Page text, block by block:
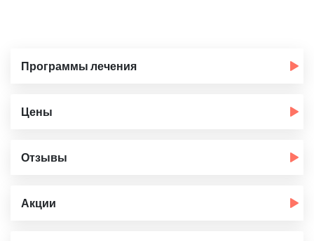
Программы лечения
Цены
Отзывы
Акции